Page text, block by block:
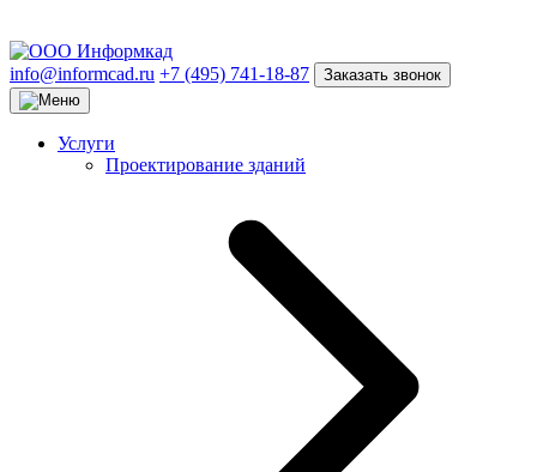
info@informcad.ru +7 (495) 741-18-87 Заказать звонок
Услуги
Проектирование зданий